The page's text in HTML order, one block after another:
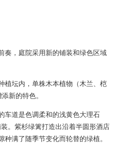
奏，庭院采用新的铺装和绿色区域
植坛内，单株木本植物（木兰、桤
新的特色。
车道是色调柔和的浅黄色大理石
。紫杉绿篱打造出沿着半圆形酒店
满了随季节变化而轮替的绿植。